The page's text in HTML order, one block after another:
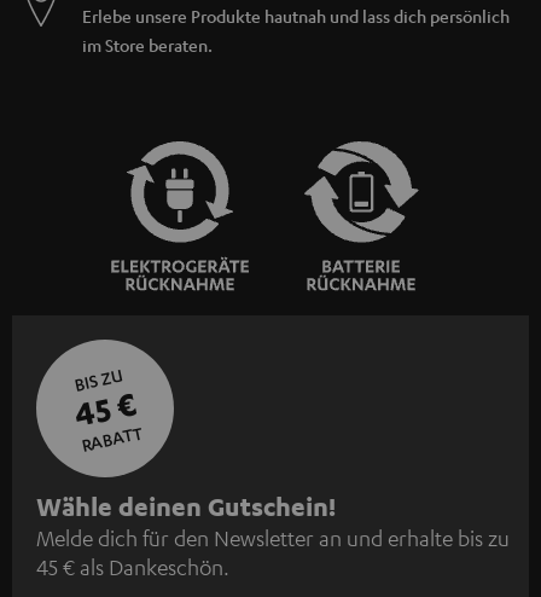
Erlebe unsere Produkte hautnah und lass dich persönlich
im Store beraten.
BIS ZU
45 €
RABATT
N
e
w
Wähle deinen Gutschein!
Melde dich für den Newsletter an und erhalte bis zu
45 € als Dankeschön.